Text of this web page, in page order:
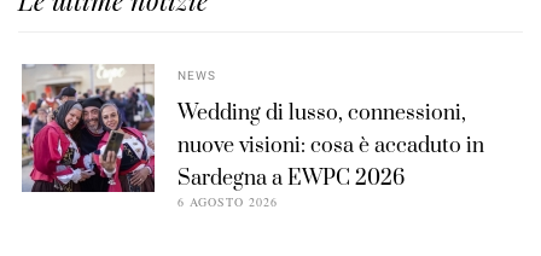
NEWS
Wedding di lusso, connessioni,
nuove visioni: cosa è accaduto in
Sardegna a EWPC 2026
6 AGOSTO 2026